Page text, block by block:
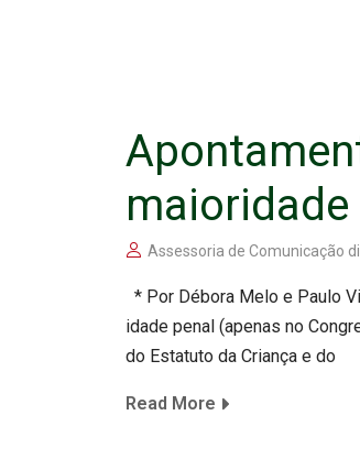
maioridade
Assessoria de Comunicação
* Por Débora Melo e Paulo
idade penal (apenas no
do Estatuto da Criança e do
Read More